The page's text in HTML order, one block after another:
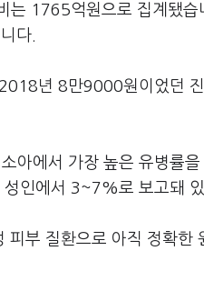
는 1765억원으로 집계됐
다.
년 8만9000원이었던
아에서 가장 높은 유병률
인에서 3~7%로 보고돼 있
부 질환으로 아직 정확한